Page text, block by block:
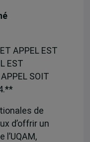
APPEL EST
EST
APPEL SOIT
de
d’offrir un